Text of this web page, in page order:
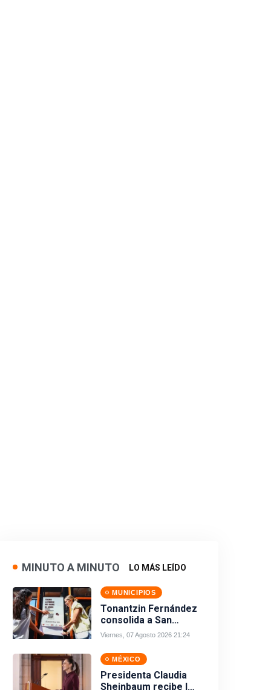
MINUTO A MINUTO LO MÁS LEÍDO
MUNICIPIOS
Tonantzin Fernández
consolida a San
Pedro Cholula como
inteligente
Viernes, 07 Agosto 2026 21:24
MÉXICO
Presidenta Claudia
Sheinbaum recibe los